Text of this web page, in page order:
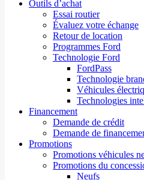
Outils d’achat
Essai routier
Évaluez votre échange
Retour de location
Programmes Ford
Technologie Ford
FordPass
Technologie
Véhicules
Technologies
Financement
Demande de crédit
Demande de
Promotions
Promotions véhicules
Promotions du
Neufs